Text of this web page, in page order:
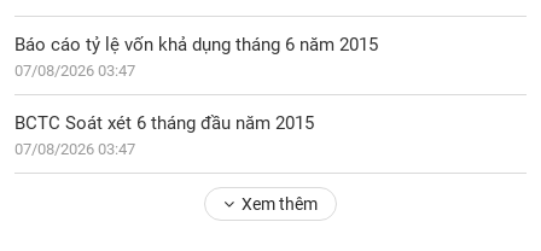
Báo cáo tỷ lệ vốn khả dụng tháng 6 năm 2015
07/08/2026 03:47
BCTC Soát xét 6 tháng đầu năm 2015
07/08/2026 03:47
Xem thêm